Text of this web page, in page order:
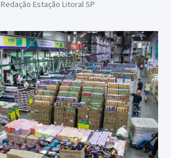
Redação Estação Litoral SP